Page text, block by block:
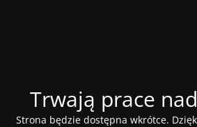
Trwają prace
Strona będzie dostępna wkrótce.